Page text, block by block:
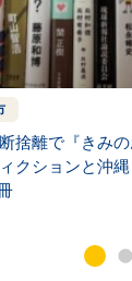
捨離で『きみ
クションと沖